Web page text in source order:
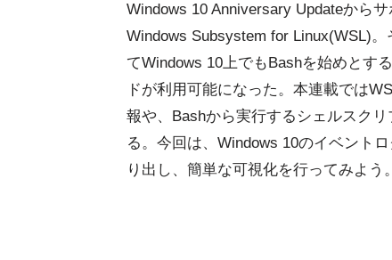
Windows 10 Anniversary Updateから
Windows Subsystem for Linux(WSL)。
てWindows 10上でもBashを始めとす
ドが利用可能になった。本連載では
報や、Bashから実行するシェルスクリ
る。今回は、Windows 10のイベント
り出し、簡単な可視化を行ってみよう。